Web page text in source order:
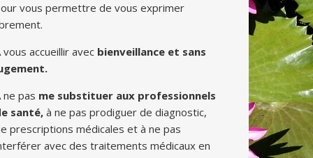
vous permettre de vous exprimer
vous accueillir avec bienveillance et sans
ne pas me substituer aux professionnels
santé, à ne pas prodiguer de diagnostic,
prescriptions médicales et à ne pas
avec des traitements médicaux en